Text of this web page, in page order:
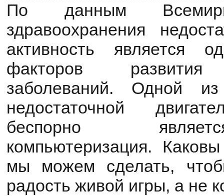
По данным
здравоохранения
активность является
факторов развития
заболеваний. Одной
недостаточной
беспорно
компьютеризация.
мы можем сделать,
радость живой игры, а не